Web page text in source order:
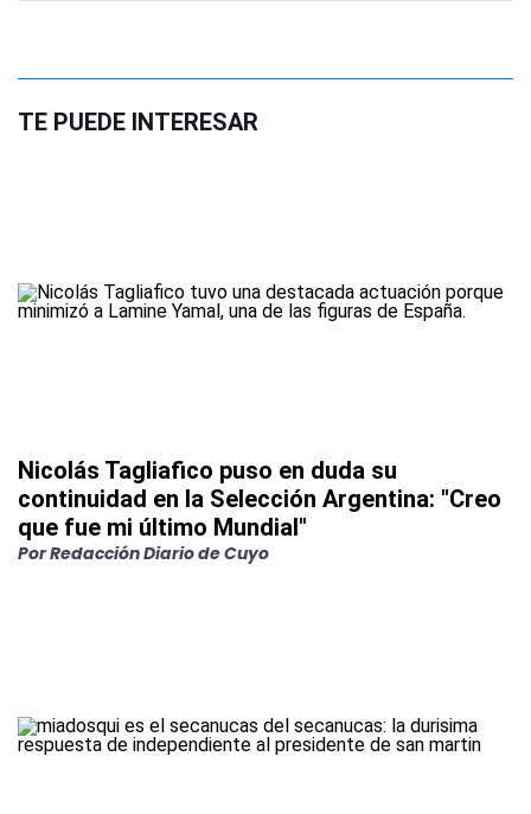
TE PUEDE INTERESAR
Nicolás Tagliafico puso en duda su
continuidad en la Selección Argentina: "Creo
que fue mi último Mundial"
PorRedacción Diario de Cuyo